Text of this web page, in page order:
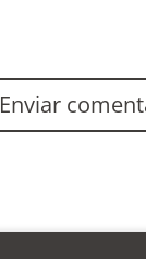
Enviar